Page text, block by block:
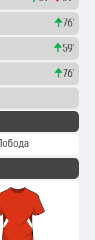
76'
59'
76'